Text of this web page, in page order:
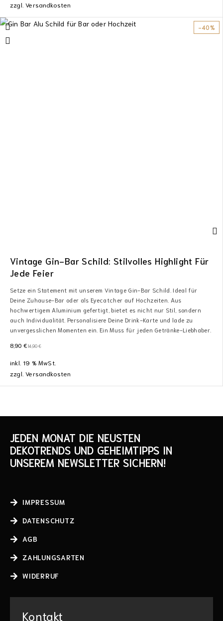
zzgl.Versandkosten
-40%
Vintage Gin-Bar Schild: Stilvolles Highlight Für
Jede Feier
Setze ein Statement mit unserem Vintage Gin-Bar Schild. Ideal für
Deine Zuhause-Bar oder als Eyecatcher auf Hochzeiten. Aus
hochwertigem Aluminium gefertigt, bietet es nicht nur Stil, sondern
auch Individualität. Personalisiere Deine Drink-Karte und lade zu
unvergesslichen Momenten ein. Ein Muss für jeden Getränke-Liebhaber.
14,90€
8,90 €
inkl. 19 % MwSt.
zzgl.Versandkosten
JEDEN MONAT DIE NEUSTEN
DEKOTRENDS UND GEHEIMTIPPS IN
UNSEREM NEWSLETTER SICHERN!
IMPRESSUM
DATENSCHUTZ
AGB
ZAHLUNGSARTEN
WIDERRUF
Kontakt